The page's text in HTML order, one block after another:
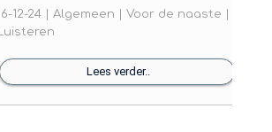
12-24 | Algemeen | Voor de naaste |
Lees verder..